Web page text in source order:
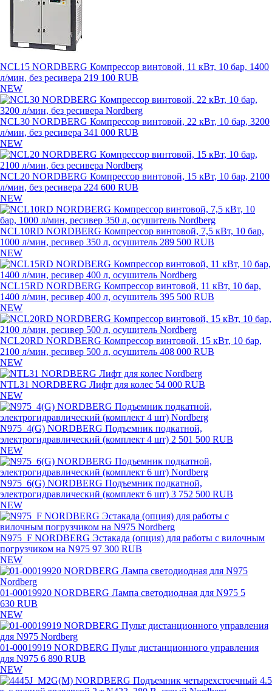
NCL15 NORDBERG Компрессор винтовой, 11 кВт, 10 бар, 1400
л/мин, без ресивера 219 100 RUB
NEW
NCL30 NORDBERG Компрессор винтовой, 22 кВт, 10 бар, 3200
л/мин, без ресивера 341 000 RUB
NEW
NCL20 NORDBERG Компрессор винтовой, 15 кВт, 10 бар, 2100
л/мин, без ресивера 224 600 RUB
NEW
NCL10RD NORDBERG Компрессор винтовой, 7,5 кВт, 10 бар,
1000 л/мин, ресивер 350 л, осушитель 289 500 RUB
NEW
NCL15RD NORDBERG Компрессор винтовой, 11 кВт, 10 бар,
1400 л/мин, ресивер 400 л, осушитель 395 500 RUB
NEW
NCL20RD NORDBERG Компрессор винтовой, 15 кВт, 10 бар,
2100 л/мин, ресивер 500 л, осушитель 408 000 RUB
NEW
NTL31 NORDBERG Лифт для колес 54 000 RUB
NEW
N975_4(G) NORDBERG Подъемник подкатной,
электрогидравлический (комплект 4 шт) 2 501 500 RUB
NEW
N975_6(G) NORDBERG Подъемник подкатной,
электрогидравлический (комплект 6 шт) 3 752 500 RUB
NEW
N975_F NORDBERG Эстакада (опция) для работы с вилочным
погрузчиком на N975 97 300 RUB
NEW
01-00019920 NORDBERG Лампа светодиодная для N975 5
630 RUB
NEW
01-00019919 NORDBERG Пульт дистанционного управления
для N975 6 890 RUB
NEW